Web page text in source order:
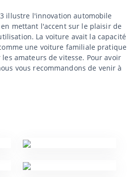
illustre l'innovation automobile
mettant l'accent sur le plaisir de
La voiture avait la capacité
une voiture familiale pratique
amateurs de vitesse. Pour avoir
vous recommandons de venir à